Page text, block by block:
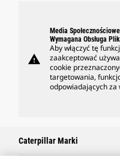
warning
Media Społecznościowe
Wymagana Obsługa
Aby włączyć tę
zaakceptować
cookie
targetowania,
odpowiadających za
Caterpillar Marki